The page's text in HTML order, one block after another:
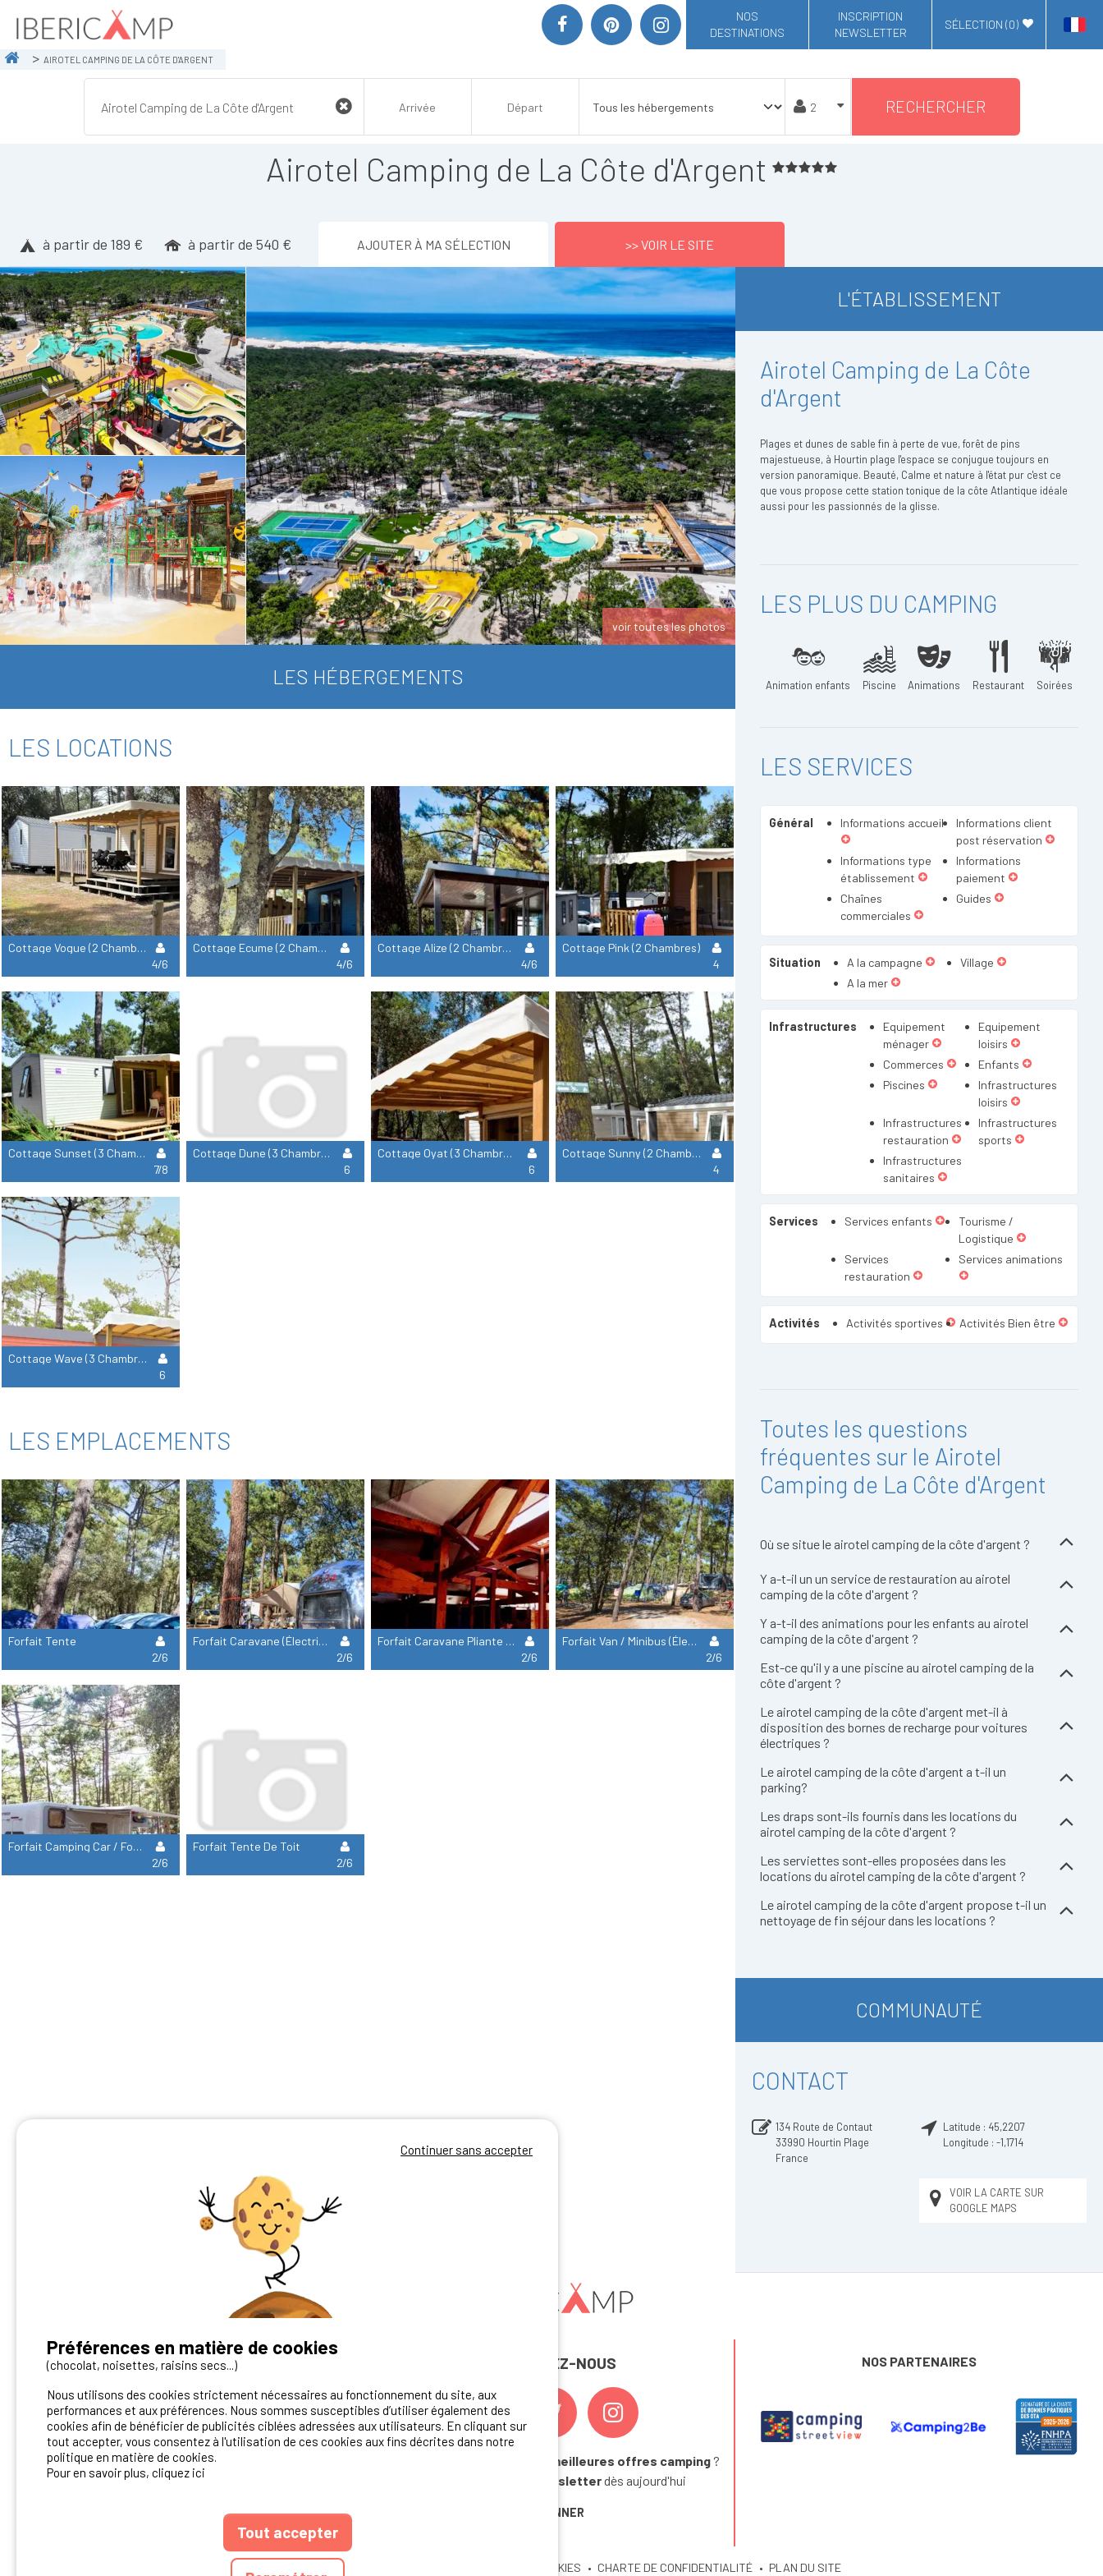
NOS
DESTINATIONS
INSCRIPTION
NEWSLETTER
SÉLECTION (0)
AIROTEL CAMPING DE LA CÔTE D'ARGENT
RECHERCHER
Airotel Camping de La Côte d'Argent
à partir de 189 € à partir de 540 € AJOUTER À MA SÉLECTION >> VOIR LE SITE
voir toutes les photos
LES HÉBERGEMENTS
LES LOCATIONS
Cottage Vogue (2 Chambres)
4/6
Cottage Ecume (2 Chambres)
4/6
Cottage Alize (2 Chambres)
4/6
Cottage Pink (2 Chambres)
4
Cottage Sunset (3 Chambres)
7/8
Cottage Dune (3 Chambres)
6
Cottage Oyat (3 Chambres)
6
Cottage Sunny (2 Chambres)
4
Cottage Wave (3 Chambres)
6
LES EMPLACEMENTS
Forfait Tente
2/6
Forfait Caravane (Électricité Incluse)
2/6
Forfait Caravane Pliante (Électricité Incluse)
2/6
Forfait Van / Minibus (Électricité Incluse)
2/6
Forfait Camping Car / Fourgon (Électricité Incluse)
2/6
Forfait Tente De Toit
2/6
L'ÉTABLISSEMENT
Airotel Camping de La Côte
d'Argent
Plages et dunes de sable fin à perte de vue, forêt de pins
majestueuse, à Hourtin plage l'espace se conjugue toujours en
version panoramique. Beauté, Calme et nature à l'état pur c'est ce
que vous propose cette station tonique de la côte Atlantique idéale
aussi pour les passionnés de la glisse.
LES PLUS DU CAMPING
Animation enfants Piscine Animations Restaurant Soirées
LES SERVICES
Général Informations accueil
Informations client
post réservation
Informations type
établissement
Informations
paiement
Chaînes
commerciales
Guides
Situation A la campagne
Village
A la mer
Infrastructures
Equipement
ménager
Equipement
loisirs
Commerces
Enfants
Piscines
Infrastructures
loisirs
Infrastructures
restauration
Infrastructures
sports
Infrastructures
sanitaires
Services Services enfants
Tourisme /
Logistique
Services
restauration
Services animations
Activités Activités sportives Activités Bien être
Toutes les questions
fréquentes sur le Airotel
Camping de La Côte d'Argent
Où se situe le airotel camping de la côte d'argent ?
Y a-t-il un un service de restauration au airotel
camping de la côte d'argent ?
Y a-t-il des animations pour les enfants au airotel
camping de la côte d'argent ?
Est-ce qu'il y a une piscine au airotel camping de la
côte d'argent ?
Le airotel camping de la côte d'argent met-il à
disposition des bornes de recharge pour voitures
électriques ?
Le airotel camping de la côte d'argent a t-il un
parking?
Les draps sont-ils fournis dans les locations du
airotel camping de la côte d'argent ?
Les serviettes sont-elles proposées dans les
locations du airotel camping de la côte d'argent ?
Le airotel camping de la côte d'argent propose t-il un
nettoyage de fin séjour dans les locations ?
COMMUNAUTÉ
CONTACT
134 Route de Contaut
33990 Hourtin Plage
France
Latitude : 45,2207
Longitude : -1,1714
VOIR LA CARTE SUR
GOOGLE MAPS
Vous avez un camping ?
Contactez-nous!
Contact Ibericamp
REJOIGNEZ-NOUS
meilleures offres camping ?
Abonnez-vous à la newsletterdès aujourd'hui
S'ABONNER
NOS PARTENAIRES
CGU DU SITE COOKIES CHARTE DE CONFIDENTIALITÉ PLAN DU SITE
Continuer sans accepter
Préférences en matière de cookies
(chocolat, noisettes, raisins secs...)
Nous utilisons des cookies strictement nécessaires au fonctionnement du site, aux
performances et aux préférences. Nous sommes susceptibles d’utiliser également des
cookies afin de bénéficier de publicités ciblées adressées aux utilisateurs. En cliquant sur
tout accepter, vous consentez à l'utilisation de ces cookies aux fins décrites dans notre
politique en matière de cookies.
Pour en savoir plus, cliquez ici
Tout accepter